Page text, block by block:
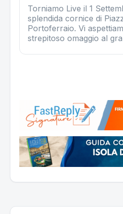
Torniamo Live il 1
splendida cornice di
Portoferraio. Vi
strepitoso omaggio al